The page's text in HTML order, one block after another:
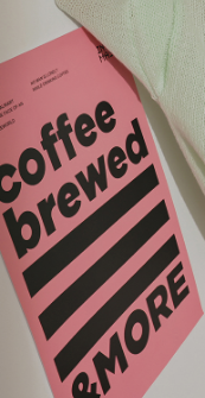
ます。当サービスご利用
の氏名、電話番号、受取
限らない）は、AFTEEに
す。AFTEEの個人情報の
ームページの『個人情報
ださい（https://aftee.tw/
AFTEEの初回ご利用の際
ります。支払い期限を過ぎ
納金が加算されます。未
の同意を得ればAFTEEをご
個人情報の処理、利用に
行使したい場合は、ネット
にご連絡ください。上記
てAFTEEにご提供いただ
理、利用を許可すること
択しないでください。
國家/地區配送